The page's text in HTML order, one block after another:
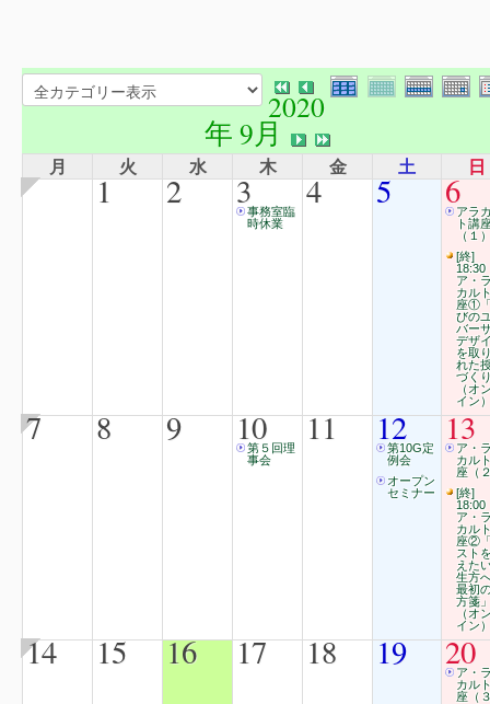
2020
年 9月
月 火 水 木 金 土 日
1 2 3事務室臨
時休業
4 5 6アラ
ト講
（１
[終]
18:30
ア・
カル
座①
びの
バー
デザ
を取
れた
づく
（オ
イン
7 8 9 10
第５回理
事会
11 12
第10G定
例会
オープン
セミナー
13
ア・
カル
座（
[終]
18:00
ア・
カル
座②
スト
えた
生方
最初
方箋
（オ
イン
14 15 16 17 18 19 20
ア・
カル
座（